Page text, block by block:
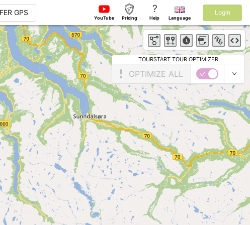
GPS
YouTube Pricing
?
Help Language
Login
TOURSTART TOUR OPTIMIZER
OPTIMIZE ALL